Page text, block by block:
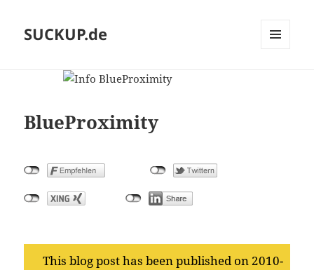
SUCKUP.de
BlueProximity
This blog post has been published on 2010-